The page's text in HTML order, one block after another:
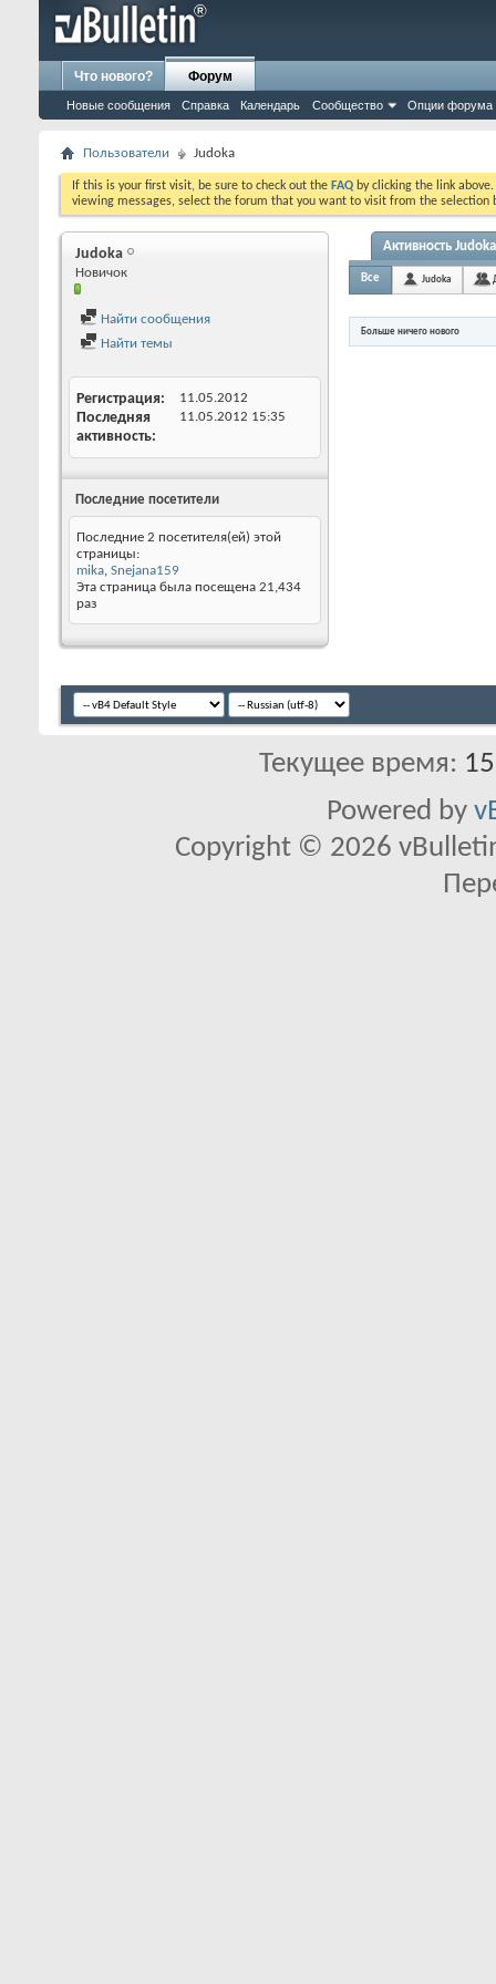
Что нового? Форум
Новые сообщения Справка Календарь Сообщество Опции форума
Пользователи Judoka
If this is your first visit, be sure to check out the FAQ by clicking the link
viewing messages, select the forum that you want to visit from the selection
Judoka
Новичок
Найти сообщения
Найти темы
Регистрация 11.05.2012
Последняя
активность
11.05.2012 15:35
Последние посетители
Последние 2 посетителя(ей) этой
страницы:
mika, Snejana159
Эта страница была посещена 21,434
раз
Активность Judoka
Все Judoka
Больше ничего нового
Текущее время:
Powered by
Copyright © 2026